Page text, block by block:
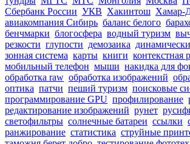
Сбербанк России УКВ Хакинтош Хамар-
авиакомпания Сибирь баланс белого
бенчмарки блогосфера водный туризм
резкости глупости демозаика
зонная система карты книги контекстная
мобильный телефон мыши накидка для
обработка raw обработка изображений
оптика патчи пеший туризм поисковые
программирование GPU профилирование
редактирование изображений рунет
светофильтры солнечные батареи ссылки
ранжирование статистика струйные